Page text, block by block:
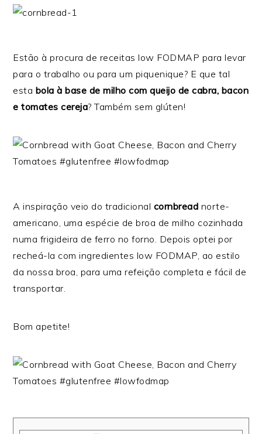
Estão à procura de receitas low FODMAP para levar
para o trabalho ou para um piquenique? E que tal
esta bola à base de milho com queijo de cabra, bacon
e tomates cereja? Também sem glúten!
A inspiração veio do tradicional cornbread norte-
americano, uma espécie de broa de milho cozinhada
numa frigideira de ferro no forno. Depois optei por
recheá-la com ingredientes low FODMAP, ao estilo
da nossa broa, para uma refeição completa e fácil de
transportar.
Bom apetite!